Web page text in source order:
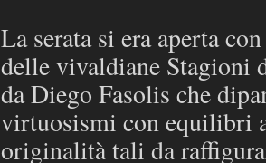
La serata si era aperta
delle vivaldiane Stagioni
da Diego Fasolis che
virtuosismi con equilibri
originalità tali da